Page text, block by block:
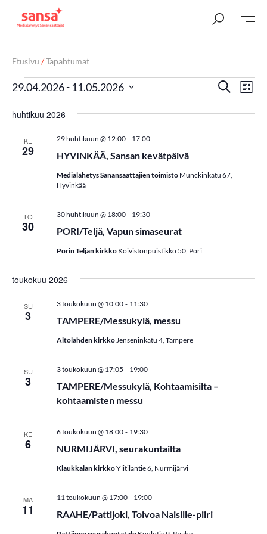
Etusivu /Tapahtumat
T
a
h
t
a
Etsi
Lista
29.04.2026 - 11.05.2026
päivä.
huhtikuu 2026
KE
29 HYVINKÄÄ, Sansan kevätpäivä
29 huhtikuun @ 12:00 - 17:00
Medialähetys Sanansaattajien toimisto Munckinkatu 67,
Hyvinkää
TO
30 PORI/Teljä, Vapun simaseurat
30 huhtikuun @ 18:00 - 19:30
Porin Teljän kirkko Koivistonpuistikko 50, Pori
toukokuu 2026
SU
3 TAMPERE/Messukylä, messu
3 toukokuun @ 10:00 - 11:30
Aitolahden kirkkoJenseninkatu 4, Tampere
SU
3
TAMPERE/Messukylä, Kohtaamisilta –
kohtaamisten messu
3 toukokuun @ 17:05 - 19:00
KE
6 NURMIJÄRVI, seurakuntailta
6 toukokuun @ 18:00 - 19:30
Klaukkalan kirkkoYlitilantie 6, Nurmijärvi
MA
11 RAAHE/Pattijoki, Toivoa Naisille-piiri
11 toukokuun @ 17:00 - 19:00